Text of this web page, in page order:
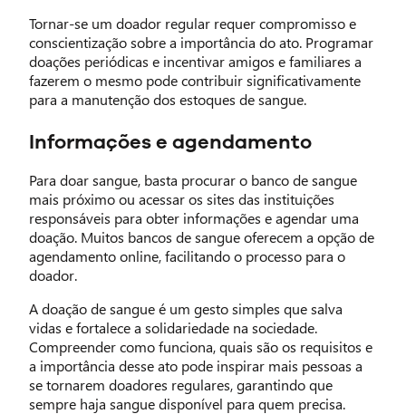
Tornar-se um doador regular requer compromisso e
conscientização sobre a importância do ato. Programar
doações periódicas e incentivar amigos e familiares a
fazerem o mesmo pode contribuir significativamente
para a manutenção dos estoques de sangue.
Informações e agendamento
Para doar sangue, basta procurar o banco de sangue
mais próximo ou acessar os sites das instituições
responsáveis para obter informações e agendar uma
doação. Muitos bancos de sangue oferecem a opção de
agendamento online, facilitando o processo para o
doador.
A doação de sangue é um gesto simples que salva
vidas e fortalece a solidariedade na sociedade.
Compreender como funciona, quais são os requisitos e
a importância desse ato pode inspirar mais pessoas a
se tornarem doadores regulares, garantindo que
sempre haja sangue disponível para quem precisa.